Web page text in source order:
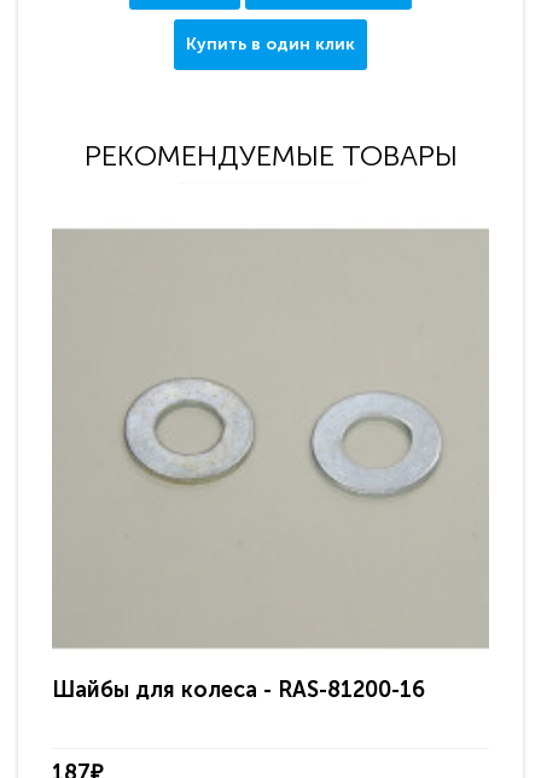
Купить в один клик
РЕКОМЕНДУЕМЫЕ ТОВАРЫ
Шайбы для колеса - RAS-81200-16